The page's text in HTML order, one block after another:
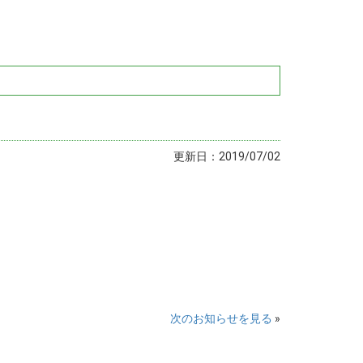
更新日：2019/07/02
次のお知らせを見る »